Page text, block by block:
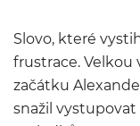
Slovo, které
frustrace. Velkou
začátku
snažil